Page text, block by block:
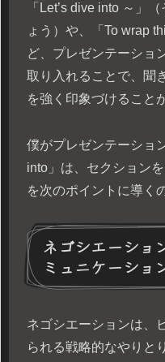
「Let’s dive into ～」
ょう）や、「To wrap
ど、プレゼンテーショ
取り入れることで、聞
を強く印象づけること
僕がプレゼンテーショ
into」は、セクション
を次のポイントに導く
ネゴシエーショ
ミュニケーショ
ネゴシエーションは、
られる戦略的なやりと